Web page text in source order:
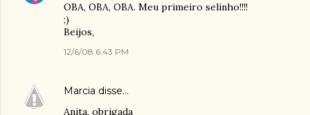
OBA, OBA, OBA. Meu primeiro selinho!!!!
;)
Beijos,
12/6/08 6:43 PM
Marcia disse…
Anita, obrigada